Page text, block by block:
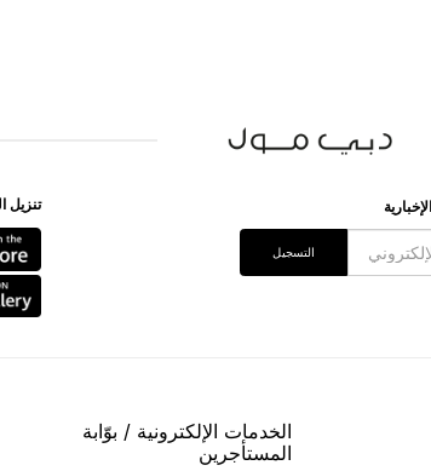
اﻟﺘﺴﺠﻴﻞ
ﺗﻨﺰﻳﻞ
اﻟﺨﺪﻣﺎﺕ اﻹﻟﻜﺘﺮﻭﻧﻴﺔ / ﺑﻮّاﺑﺔ
اﻟﻤﺴﺘﺄﺟﺮﻳﻦ